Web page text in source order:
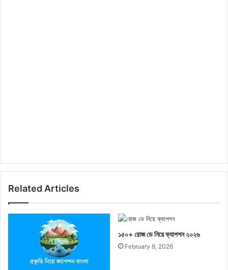
Related Articles
১৫০+ রোজ ডে নিয়ে ক্যাপশন ২০২৬
February 8, 2026